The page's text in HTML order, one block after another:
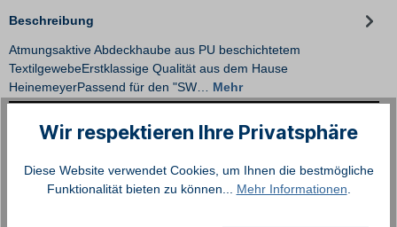
Beschreibung
Atmungsaktive Abdeckhaube aus PU beschichtetem
TextilgewebeErstklassige Qualität aus dem Hause
HeinemeyerPassend für den "SW… Mehr
Zubehör Reparatur
Wir respektieren Ihre Privatsphäre
Diese Website verwendet Cookies, um Ihnen die bestmögliche
Funktionalität bieten zu können... Mehr Informationen.